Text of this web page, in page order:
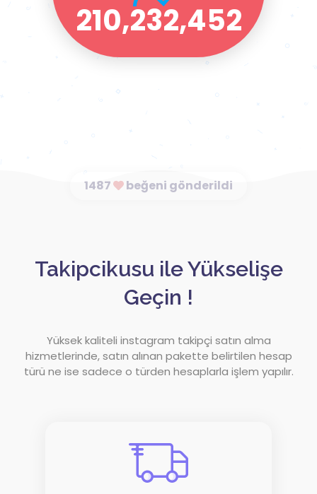
210,232,452
Takipcikusu ile Yükselişe
Geçin !
Yüksek kaliteli instagram takipçi satın alma
hizmetlerinde, satın alınan pakette belirtilen hesap
türü ne ise sadece o türden hesaplarla işlem yapılır.